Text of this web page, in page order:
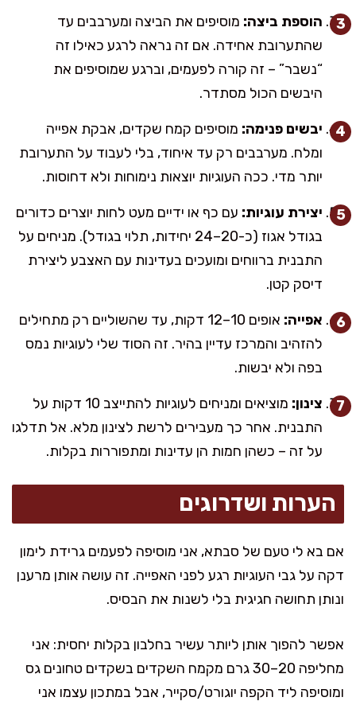
הוספת ביצה: מוסיפים את הביצה ומערבבים עד
שהתערובת אחידה. אם זה נראה לרגע כאילו זה
“נשבר” – זה קורה לפעמים, וברגע שמוסיפים את
היבשים הכול מסתדר.
יבשים פנימה: מוסיפים קמח שקדים, אבקת אפייה
ומלח. מערבבים רק עד איחוד, בלי לעבוד על התערובת
יותר מדי. ככה העוגיות יוצאות נימוחות ולא דחוסות.
יצירת עוגיות: עם כף או ידיים מעט לחות יוצרים כדורים
בגודל אגוז (כ-20–24 יחידות, תלוי בגודל). מניחים על
התבנית ברווחים ומועכים בעדינות עם האצבע ליצירת
דיסק קטן.
אפייה:
אופים 10–12 דקות, עד שהשוליים רק מתחילים
להזהיב והמרכז עדיין בהיר. זה הסוד שלי לעוגיות נמס
בפה ולא יבשות.
צינון:
מוציאים ומניחים לעוגיות להתייצב 10 דקות על
התבנית. אחר כך מעבירים לרשת לצינון מלא. אל תדלגו
על זה – כשהן חמות הן עדינות ומתפוררות בקלות.
הערות ושדרוגים
אם בא לי טעם של סבתא, אני מוסיפה לפעמים גרידת לימון
דקה על גבי העוגיות רגע לפני האפייה. זה עושה אותן מרענן
ונותן תחושה חגיגית בלי לשנות את הבסיס.
אפשר להפוך אותן ליותר עשיר בחלבון בקלות יחסית: אני
מחליפה 20–30 גרם מקמח השקדים בשקדים טחונים גס
ומוסיפה ליד הקפה יוגורט/סקייר, אבל במתכון עצמו אני